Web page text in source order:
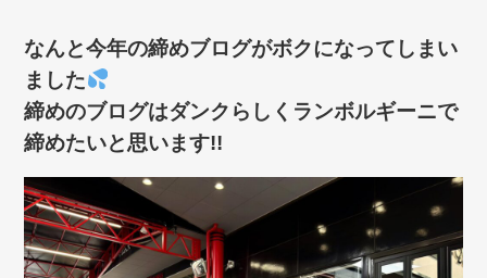
なんと今年の締めブログがボクになってしまい
ました
締めのブログはダンクらしくランボルギーニで
締めたいと思います!!